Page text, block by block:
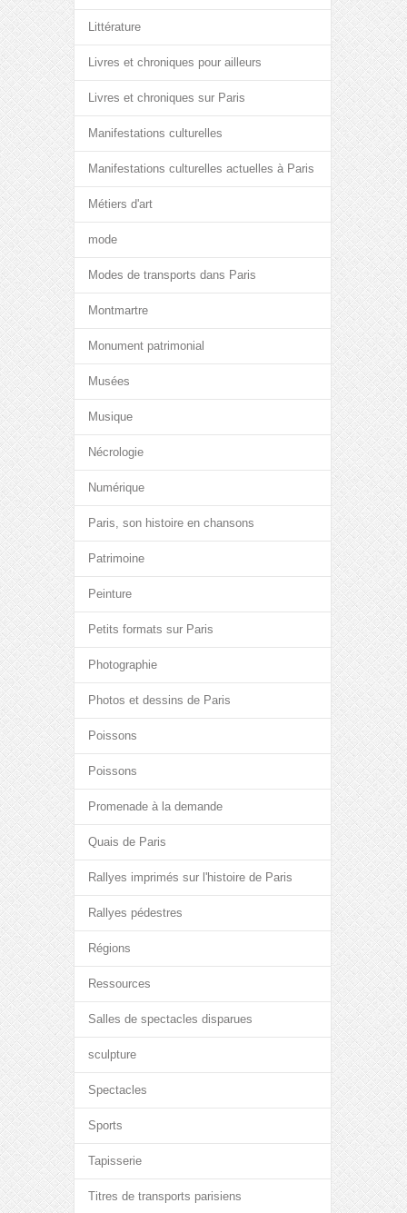
Littérature
Livres et chroniques pour ailleurs
Livres et chroniques sur Paris
Manifestations culturelles
Manifestations culturelles actuelles à Paris
Métiers d'art
mode
Modes de transports dans Paris
Montmartre
Monument patrimonial
Musées
Musique
Nécrologie
Numérique
Paris, son histoire en chansons
Patrimoine
Peinture
Petits formats sur Paris
Photographie
Photos et dessins de Paris
Poissons
Poissons
Promenade à la demande
Quais de Paris
Rallyes imprimés sur l'histoire de Paris
Rallyes pédestres
Régions
Ressources
Salles de spectacles disparues
sculpture
Spectacles
Sports
Tapisserie
Titres de transports parisiens